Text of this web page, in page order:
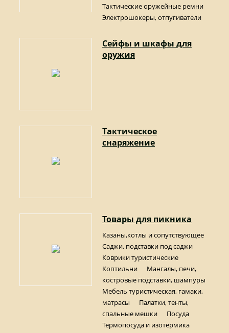
Тактические оружейные ремни
Электрошокеры, отпугиватели
Сейфы и шкафы для
оружия
Тактическое
снаряжение
Товары для пикника
Казаны,котлы и сопутствующее
Саджи, подставки под саджи
Коврики туристические
Коптильни
Мангалы, печи,
костровые подставки, шампуры
Мебель туристическая, гамаки,
матрасы
Палатки, тенты,
спальные мешки
Посуда
Термопосуда и изотермика